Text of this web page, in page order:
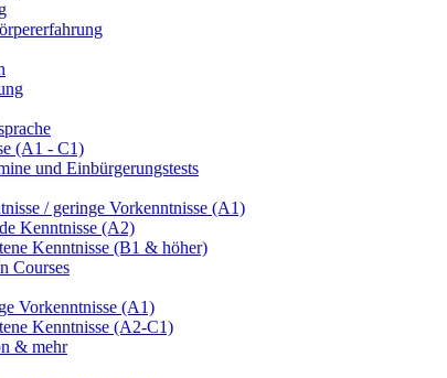
(A1 - C1)
und Einbürgerungstests
/ geringe Vorkenntnisse (A1)
Kenntnisse (A2)
Kenntnisse (B1 & höher)
Courses
Vorkenntnisse (A1)
Kenntnisse (A2-C1)
& mehr